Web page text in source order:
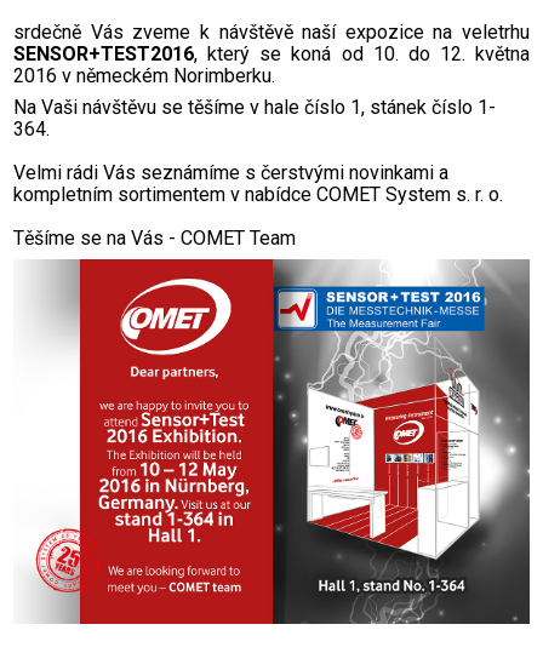
srdečně Vás zveme k návštěvě naší expozice na veletrhu
SENSOR+TEST2016, který se koná od 10. do 12. května
2016 v německém Norimberku.
Na Vaši návštěvu se těšíme v hale číslo 1, stánek číslo 1-
364.
Velmi rádi Vás seznámíme s čerstvými novinkami a
kompletním sortimentem v nabídce COMET System s. r. o.
Těšíme se na Vás - COMET Team